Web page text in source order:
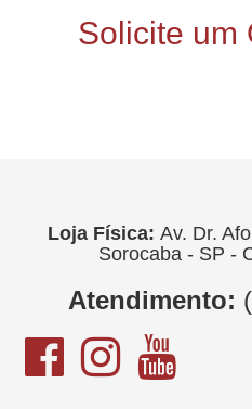
Solicite um
Loja Física: Av. Dr.
Sorocaba - SP -
Atendimento: